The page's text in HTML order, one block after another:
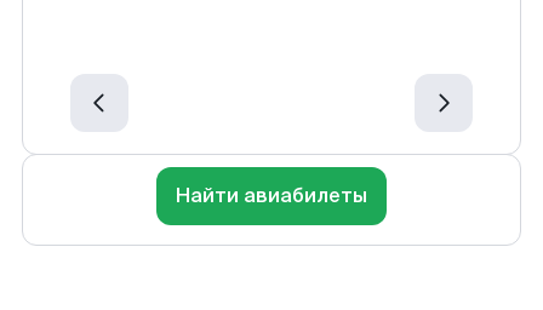
Найти авиабилеты